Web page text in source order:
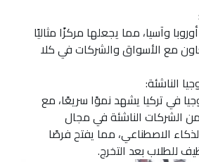
وآسيا، مما يجعلها مركزًا مثاليًا
مع الأسواق والشركات في كلا
الناشئة:
في تركيا يشهد نموًا سريعًا، مع
الشركات الناشئة في مجال
الاصطناعي، مما يفتح فرصًا
للطلاب بعد التخرج.